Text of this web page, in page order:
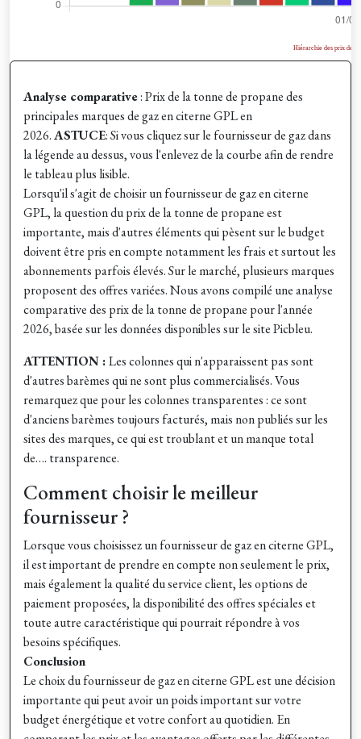
Analyse comparative: Prix de la tonne de propane des
principales marques de gaz en citerne GPL en
2026.ASTUCE: Si vous cliquez sur le fournisseur de gaz dans
la légende au dessus, vous l'enlevez de la courbe afin de rendre
le tableau plus lisible.
Lorsqu'il s'agit de choisir un fournisseur de gaz en citerne
GPL, la question du prix de la tonne de propane est
importante, mais d'autres éléments qui pèsent sur le budget
doivent être pris en compte notamment les frais et surtout les
abonnements parfois élevés. Sur le marché, plusieurs marques
proposent des offres variées. Nous avons compilé une analyse
comparative des prix de la tonne de propane pour l'année
2026, basée sur les données disponibles sur le site Picbleu.
ATTENTION :Les colonnes qui n'apparaissent pas sont
d'autres barèmes qui ne sont plus commercialisés.Vous
remarquez que pour les colonnes transparentes : ce sont
d'anciens barèmes toujours facturés, mais non publiés sur les
sites des marques, ce qui est troublant et un manque total
de…. transparence.
Comment choisir le meilleur
fournisseur ?
Lorsque vous choisissez un fournisseur de gaz en citerne GPL,
il est important de prendre en compte non seulement le prix,
mais également la qualité du service client, les options de
paiement proposées, la disponibilité des offres spéciales et
toute autre caractéristique qui pourrait répondre à vos
besoins spécifiques.
Conclusion
Le choix du fournisseur de gaz en citerne GPL est une décision
importante qui peut avoir un poids important sur votre
budget énergétique et votre confort au quotidien. En